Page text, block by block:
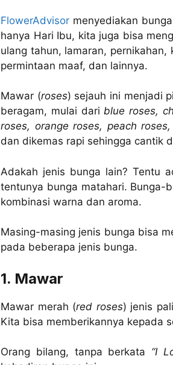
FlowerAdvisor menyediakan
hanya Hari Ibu, kita juga bisa
ulang tahun, lamaran,
permintaan maaf, dan lainnya.
Mawar (roses) sejauh ini menjadi
beragam, mulai dariblue roses,
roses, orange roses, peach roses,
dan dikemas rapi sehingga cantik
Adakah jenis bunga lain? Tentu
tentunya bunga matahari. Bunga-
kombinasi warna dan aroma.
Masing-masing jenis bunga bisa
pada beberapa jenis bunga.
1. Mawar
Mawar merah (red roses) jenis
Kita bisa memberikannya kepada
Orang bilang, tanpa berkata “I